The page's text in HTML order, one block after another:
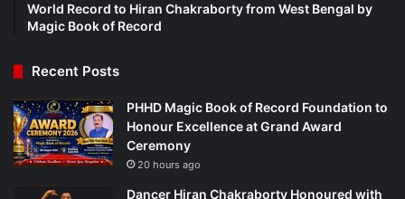
World Record to Hiran Chakraborty from West Bengal by
Magic Book of Record
Recent Posts
PHHD Magic Book of Record Foundation to
Honour Excellence at Grand Award
Ceremony
20 hours ago
Dancer Hiran Chakraborty Honoured with